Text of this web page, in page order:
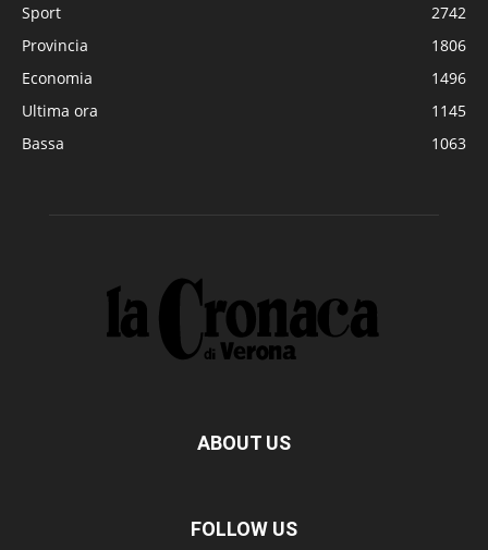
Sport
2742
Provincia
1806
Economia
1496
Ultima ora
1145
Bassa
1063
ABOUT US
FOLLOW US